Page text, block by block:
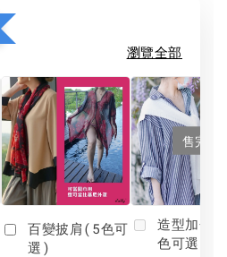
瀏覽全部
百變披肩(5色可
選)
售完
造型加分
色可選)